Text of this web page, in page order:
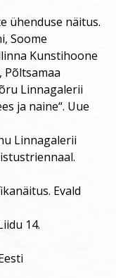
ühenduse näitus.
Soome
Kunstihoone
Põltsamaa
Linnagalerii
ja naine“. Uue
Linnagalerii
Evald
14.